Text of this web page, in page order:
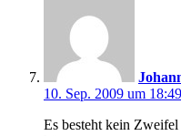
10. Sep. 2009 um
Es besteht kein